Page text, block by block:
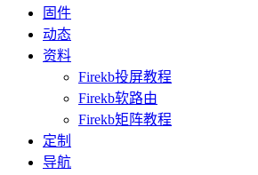
固件
动态
资料
Firekb投屏教程
Firekb软路由
Firekb矩阵教程
定制
导航